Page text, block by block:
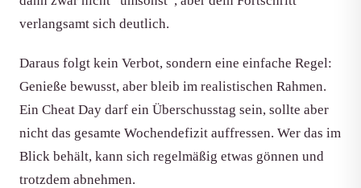
verlangsamt sich deutlich.
Daraus folgt kein Verbot, sondern eine einfache Regel:
Genieße bewusst, aber bleib im realistischen Rahmen.
Ein Cheat Day darf ein Überschusstag sein, sollte aber
nicht das gesamte Wochendefizit auffressen. Wer das im
Blick behält, kann sich regelmäßig etwas gönnen und
trotzdem abnehmen.